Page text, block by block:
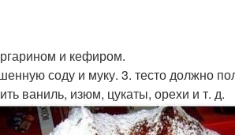
и кефиром.
соду и муку. 3. тесто должно
ваниль, изюм, цукаты, орехи и т. д.